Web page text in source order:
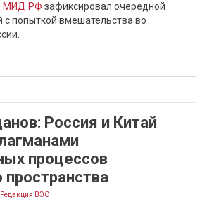
МИД РФ зафиксировал очередной
с попыткой вмешательства во
Россия и Китай
процессов
пространства
Редакция ВЭС